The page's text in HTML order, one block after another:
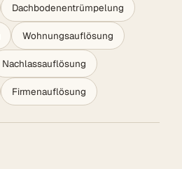
Dachbodenentrümpelung
Wohnungsauflösung
Nachlassauflösung
Firmenauflösung